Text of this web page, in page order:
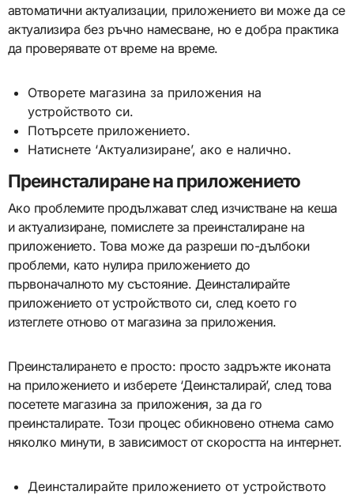
автоматични актуализации, приложението ви може да се
актуализира без ръчно намесване, но е добра практика
да проверявате от време на време.
Отворете магазина за приложения на
устройството си.
Потърсете приложението.
Натиснете ‘Актуализиране’, ако е налично.
Преинсталиране на приложението
Ако проблемите продължават след изчистване на кеша
и актуализиране, помислете за преинсталиране на
приложението. Това може да разреши по-дълбоки
проблеми, като нулира приложението до
първоначалното му състояние. Деинсталирайте
приложението от устройството си, след което го
изтеглете отново от магазина за приложения.
Преинсталирането е просто: просто задръжте иконата
на приложението и изберете ‘Деинсталирай’, след това
посетете магазина за приложения, за да го
преинсталирате. Този процес обикновено отнема само
няколко минути, в зависимост от скоростта на интернет.
Деинсталирайте приложението от устройството